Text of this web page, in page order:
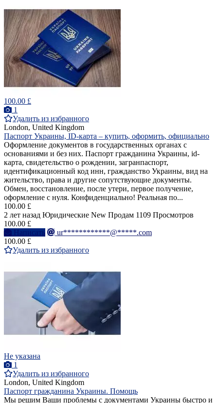
100.00 £
1
Удалить из избранного
London, United Kingdom
Паспорт Украины, ID-карта – купить, оформить, официально
Оформление документов в государственных органах с
основаниями и без них. Паспорт гражданина Украины, id-
карта, свидетельство о рождении, загранпаспорт,
идентификационный код инн, гражданство Украины, вид на
жительство, права и другие сопутствующие документы.
Обмен, восстановление, после утери, первое получение,
оформление с нуля. Конфиденциально! Реальная по...
100.00 £
2 лет назад Юридические New Продам 1109 Просмотров
100.00 £
Написать
ur************@*****.com
100.00 £
Удалить из избранного
Не указана
1
Удалить из избранного
London, United Kingdom
Паспорт гражданина Украины. Помощь
Мы решим Ваши проблемы с документами Украины быстро и